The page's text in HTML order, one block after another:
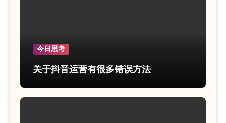
今日思考
关于抖音运营有很多错误方法